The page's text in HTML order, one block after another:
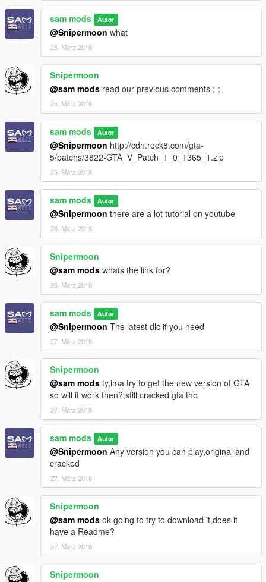
sam mods Autor
@Snipermoon what
25. März 2018
Snipermoon
@sam mods read our previous comments ;-;
25. März 2018
sam mods Autor
@Snipermoon http://cdn.rock8.com/gta-
5/patchs/3822-GTA_V_Patch_1_0_1365_1.zip
26. März 2018
sam mods Autor
@Snipermoon there are a lot tutorial on youtube
26. März 2018
Snipermoon
@sam mods whats the link for?
26. März 2018
sam mods Autor
@Snipermoon The latest dlc if you need
27. März 2018
Snipermoon
@sam mods ty,ima try to get the new version of GTA
so will it work then?,still cracked gta tho
27. März 2018
sam mods Autor
@Snipermoon Any version you can play,original and
cracked
27. März 2018
Snipermoon
@sam mods ok going to try to download it,does it
have a Readme?
27. März 2018
Snipermoon